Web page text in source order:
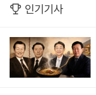
인기기사